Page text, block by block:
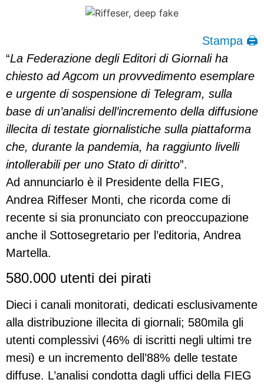
Stampa 🖨
“La Federazione degli Editori di Giornali ha
chiesto ad Agcom un provvedimento esemplare
e urgente di sospensione di Telegram, sulla
base di un’analisi dell’incremento della diffusione
illecita di testate giornalistiche sulla piattaforma
che, durante la pandemia, ha raggiunto livelli
intollerabili per uno Stato di diritto”.
Ad annunciarlo è il Presidente della FIEG,
Andrea Riffeser Monti, che ricorda come di
recente si sia pronunciato con preoccupazione
anche il Sottosegretario per l’editoria, Andrea
Martella.
580.000 utenti dei pirati
Dieci i canali monitorati, dedicati esclusivamente
alla distribuzione illecita di giornali; 580mila gli
utenti complessivi (46% di iscritti negli ultimi tre
mesi) e un incremento dell’88% delle testate
diffuse. L’analisi condotta dagli uffici della FIEG